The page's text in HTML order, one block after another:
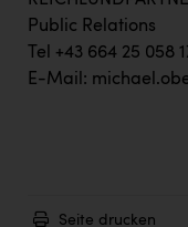
Wirtschaftskammer
Public Relations
Tel +43 664 25 058
E-Mail:
Seite drucken